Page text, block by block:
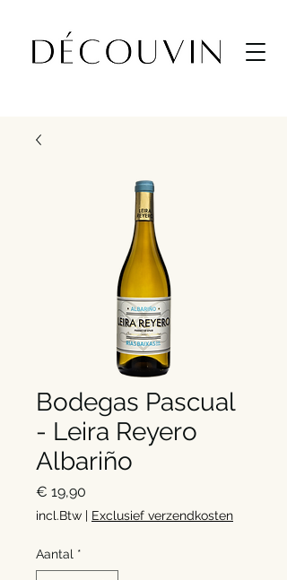
Bodegas Pascual
- Leira Reyero
Albariño
€ 19,90
incl.Btw | Exclusief verzendkosten
Aantal *